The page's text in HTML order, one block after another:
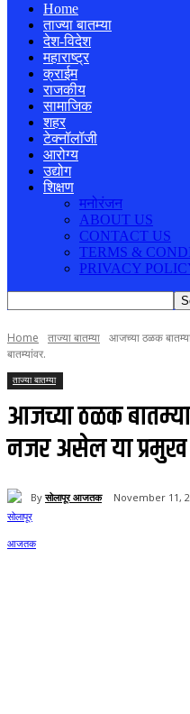
Home
ताज्या बातम्या
देश-विदेश
महाराष्ट्र
क्राईम
राजकीय
सामाजिक
शहर
टेक्नॉलॉजी
आरोग्य
उद्योग
शिक्षण
मनोरंजन
ABOUT US
CONTACT US
TERMS &
PRIVACY
Home ताज्या बातम्या आजच्या ठळक
बातम्यांवर.
ताज्या बातम्या
आजच्या ठळक
नजर असेल या प्रमुख
By सोलापूर आजतक November 11,